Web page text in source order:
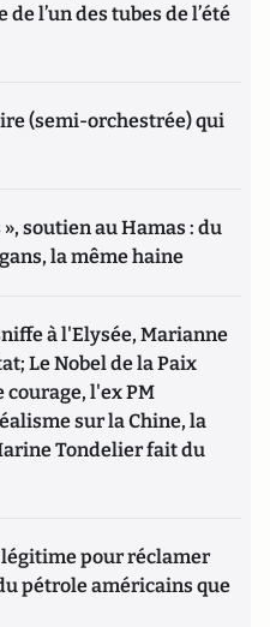
l’un des tubes de l’été
(semi-orchestrée) qui
soutien au Hamas : du
la même haine
à l'Elysée, Marianne
Le Nobel de la Paix
courage, l'ex PM
sur la Chine, la
Tondelier fait du
pour réclamer
pétrole américains que